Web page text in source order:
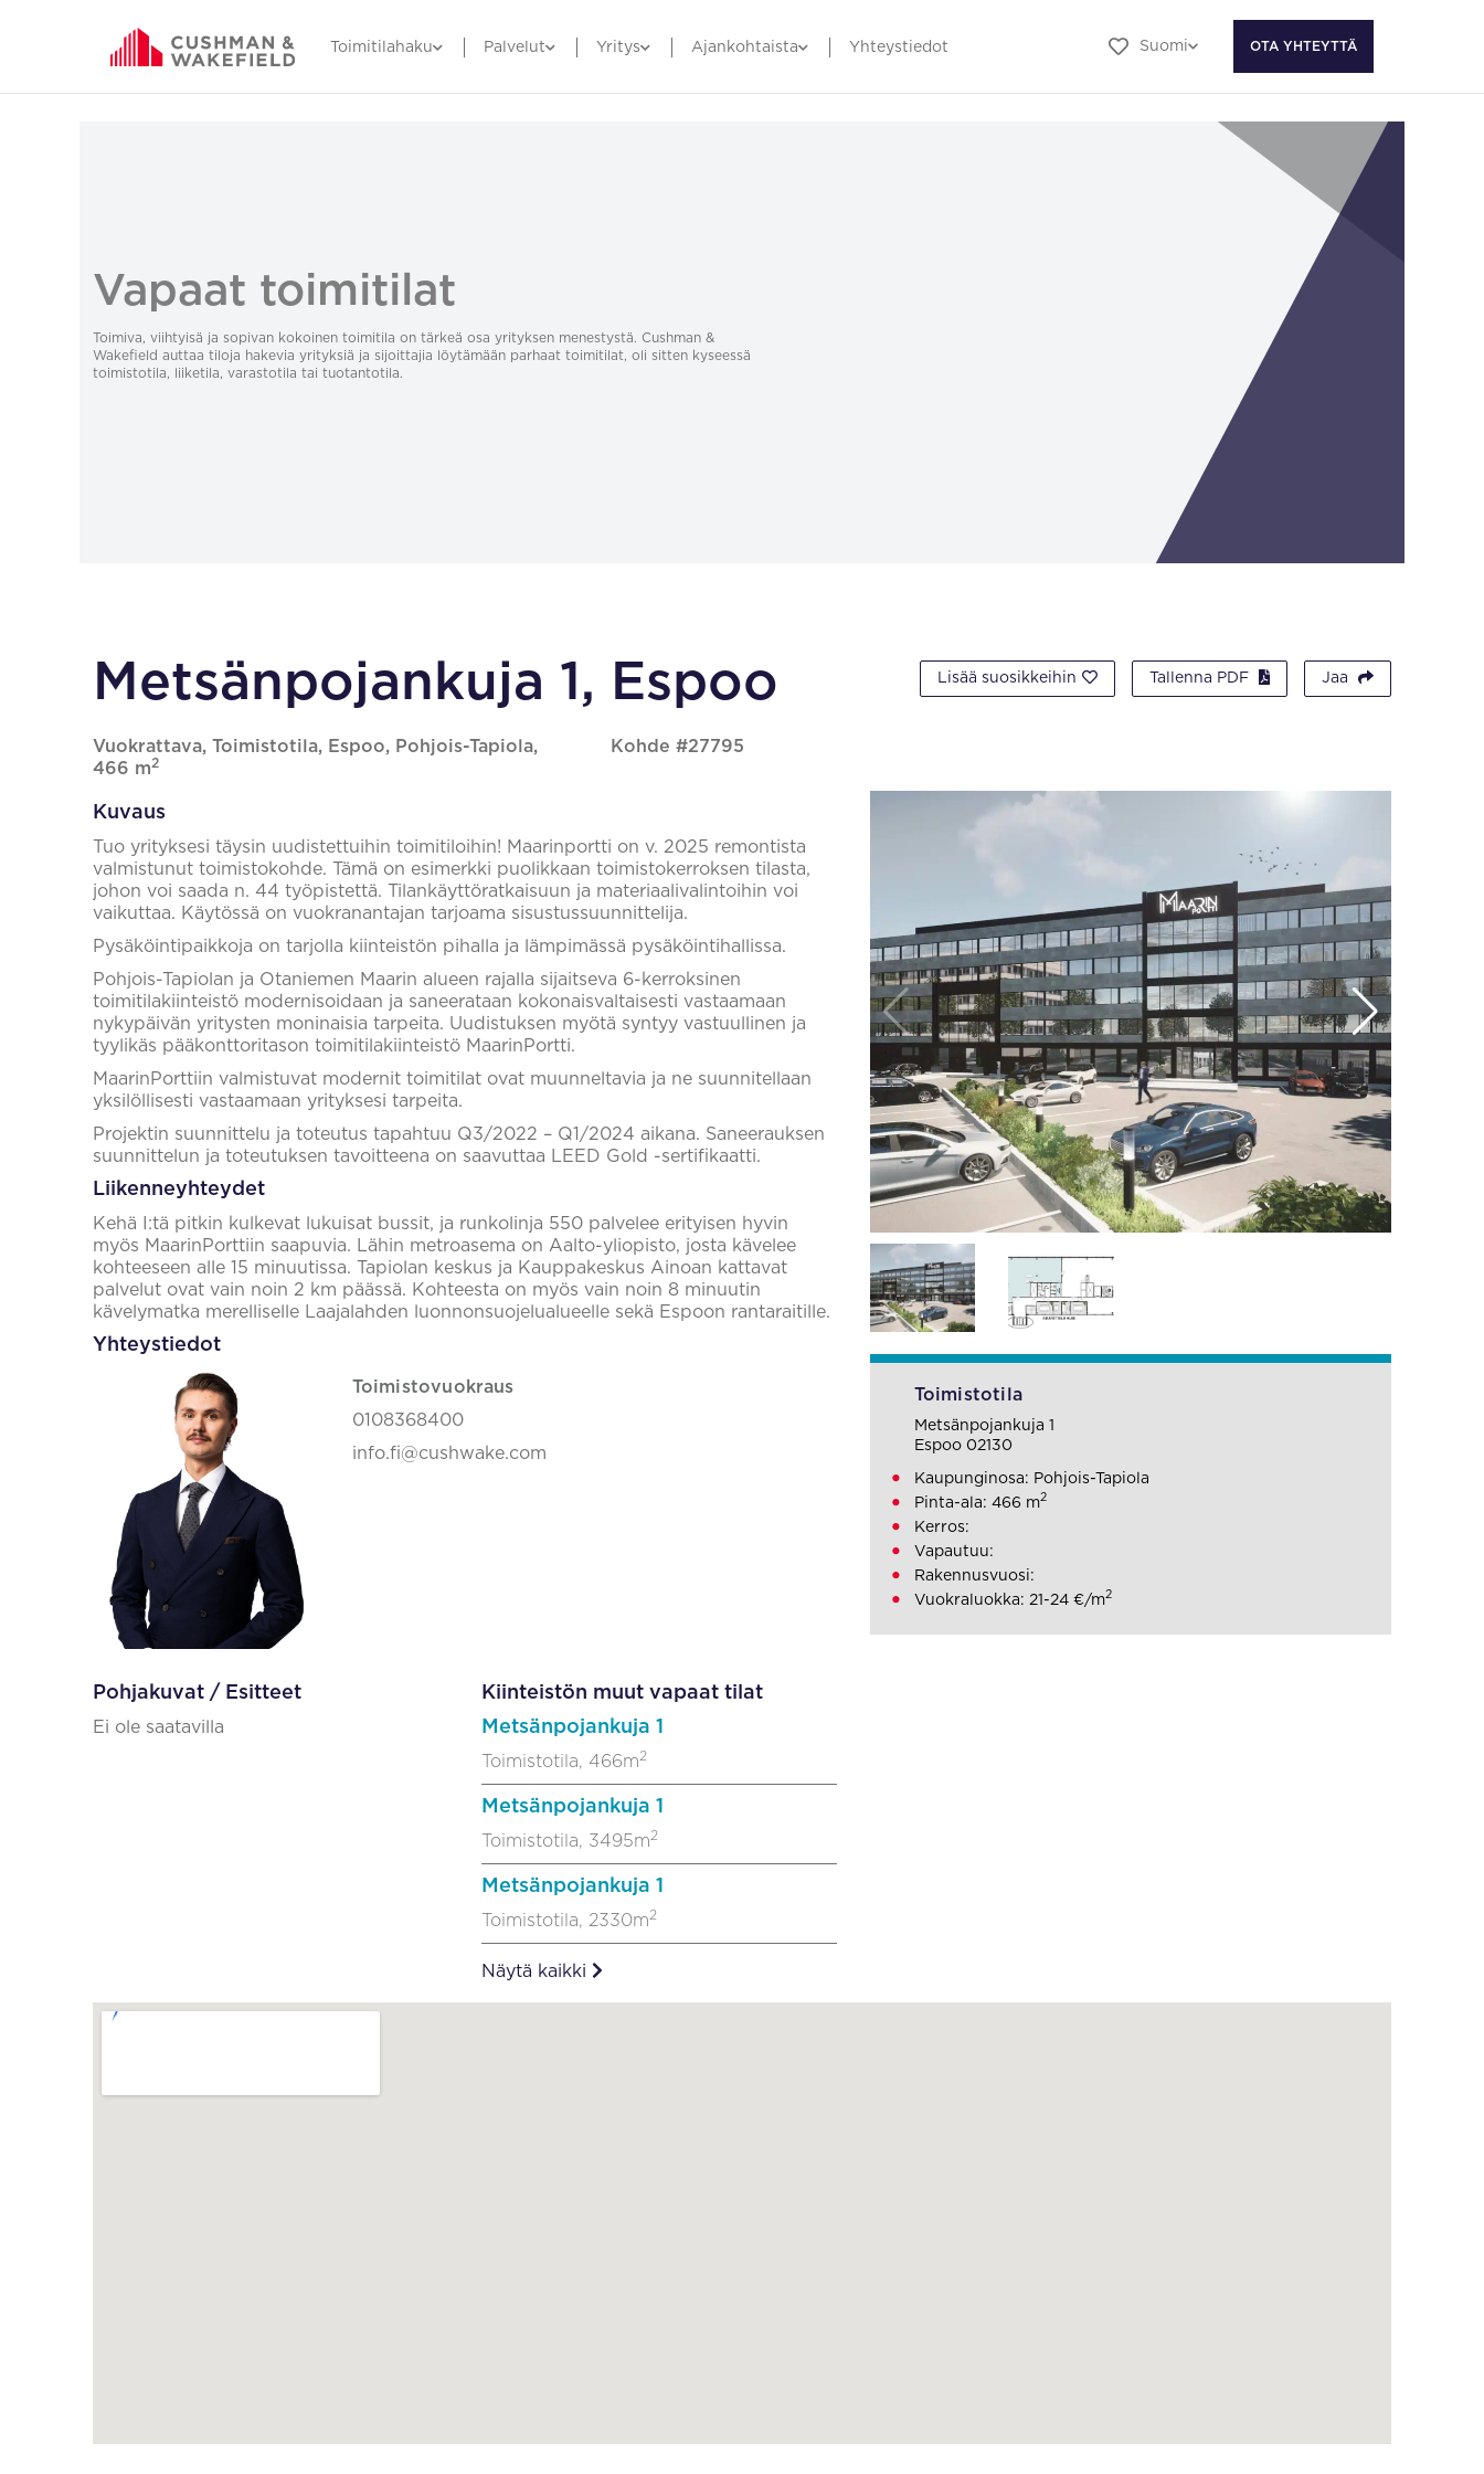
Toimitilahaku Palvelut Yritys Ajankohtaista Yhteystiedot Suomi OTA YHTEYTTÄ
Vapaat toimitilat
Toimiva, viihtyisä ja sopivan kokoinen toimitila on tärkeä osa yrityksen menestystä. Cushman &
Wakefield auttaa tiloja hakevia yrityksiä ja sijoittajia löytämään parhaat toimitilat, oli sitten kyseessä
toimistotila, liiketila, varastotila tai tuotantotila.
Metsänpojankuja 1, Espoo
Vuokrattava, Toimistotila, Espoo, Pohjois-Tapiola,
466 m2
Kohde #27795
Lisää suosikkeihin Tallenna PDF Jaa
Kuvaus
Tuo yrityksesi täysin uudistettuihin toimitiloihin! Maarinportti on v. 2025 remontista
valmistunut toimistokohde. Tämä on esimerkki puolikkaan toimistokerroksen tilasta,
johon voi saada n. 44 työpistettä. Tilankäyttöratkaisuun ja materiaalivalintoihin voi
vaikuttaa. Käytössä on vuokranantajan tarjoama sisustussuunnittelija.
Pysäköintipaikkoja on tarjolla kiinteistön pihalla ja lämpimässä pysäköintihallissa.
Pohjois-Tapiolan ja Otaniemen Maarin alueen rajalla sijaitseva 6-kerroksinen
toimitilakiinteistö modernisoidaan ja saneerataan kokonaisvaltaisesti vastaamaan
nykypäivän yritysten moninaisia tarpeita. Uudistuksen myötä syntyy vastuullinen ja
tyylikäs pääkonttoritason toimitilakiinteistö MaarinPortti.
MaarinPorttiin valmistuvat modernit toimitilat ovat muunneltavia ja ne suunnitellaan
yksilöllisesti vastaamaan yrityksesi tarpeita.
Projektin suunnittelu ja toteutus tapahtuu Q3/2022 – Q1/2024 aikana. Saneerauksen
suunnittelun ja toteutuksen tavoitteena on saavuttaa LEED Gold -sertifikaatti.
Liikenneyhteydet
Kehä I:tä pitkin kulkevat lukuisat bussit, ja runkolinja 550 palvelee erityisen hyvin
myös MaarinPorttiin saapuvia. Lähin metroasema on Aalto-yliopisto, josta kävelee
kohteeseen alle 15 minuutissa. Tapiolan keskus ja Kauppakeskus Ainoan kattavat
palvelut ovat vain noin 2 km päässä. Kohteesta on myös vain noin 8 minuutin
kävelymatka merelliselle Laajalahden luonnonsuojelualueelle sekä Espoon rantaraitille.
Yhteystiedot
Toimistovuokraus
0108368400
info.fi@cushwake.com
Pohjakuvat / Esitteet
Ei ole saatavilla
Kiinteistön muut vapaat tilat
Metsänpojankuja 1
Toimistotila, 466m2
Metsänpojankuja 1
Toimistotila, 3495m2
Metsänpojankuja 1
Toimistotila, 2330m2
Näytä kaikki
Toimistotila
Metsänpojankuja 1
Espoo 02130
Kaupunginosa: Pohjois-Tapiola
Pinta-ala: 466 m2
Kerros:
Vapautuu:
Rakennusvuosi:
Vuokraluokka: 21-24 €/m2